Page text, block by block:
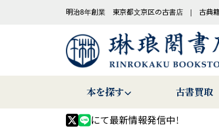
明治8年創業 東京都文京区の古書店 | 古典籍、
本を探す 古書買取
にて最新情報発信中！